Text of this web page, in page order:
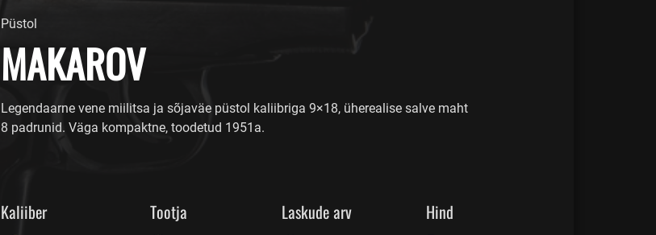
Püstol
MAKAROV
Legendaarne vene miilitsa ja sõjaväe püstol kaliibriga 9×18, üherealise salve maht
8 padrunid. Väga kompaktne, toodetud 1951a.
Kaliiber Tootja Laskude arv Hind